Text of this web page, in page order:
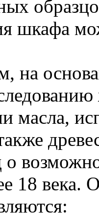
шкафа
на
масла,
о
18 века.